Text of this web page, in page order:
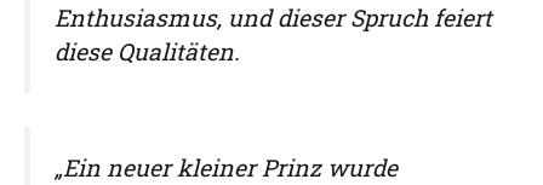
Enthusiasmus, und dieser Spruch feiert
diese Qualitäten.
„Ein neuer kleiner Prinz wurde